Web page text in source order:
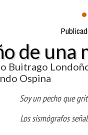
•
de una
Buitrago
Ospina
Soy un pecho que
Los sismógrafos